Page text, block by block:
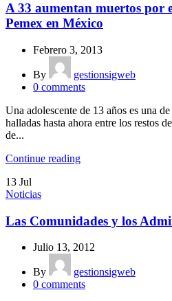
A 33 aumentan muertos por
Pemex en México
Febrero 3, 2013
By
gestionsigweb
0 comments
Una adolescente de 13 años es una
halladas hasta ahora entre los restos
de...
Continue reading
13 Jul
Noticias
Las Comunidades y los
Julio 13, 2012
By
gestionsigweb
0 comments